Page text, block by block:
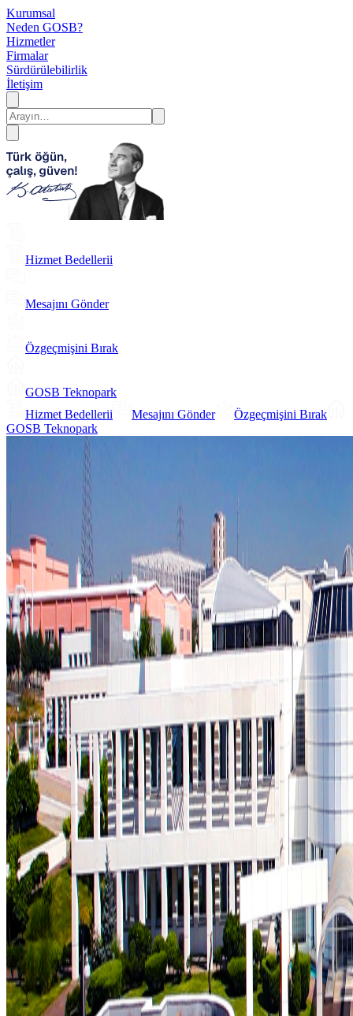
Kurumsal
Neden GOSB?
Hizmetler
Firmalar
Sürdürülebilirlik
İletişim
Hizmet Bedellerii
Mesajını Gönder
Özgeçmişini Bırak
GOSB Teknopark
Hizmet Bedellerii
Mesajını Gönder
Özgeçmişini Bırak
GOSB Teknopark